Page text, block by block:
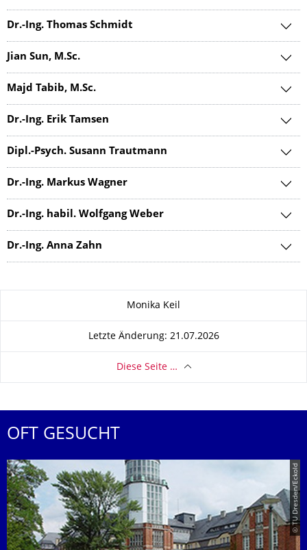
Dr.-Ing. Thomas Schmidt
Jian Sun, M.Sc.
Majd Tabib, M.Sc.
Dr.-Ing. Erik Tamsen
Dipl.-Psych. Susann Trautmann
Dr.-Ing. Markus Wagner
Dr.-Ing. habil. Wolfgang Weber
Dr.-Ing. Anna Zahn
Monika Keil
Letzte Änderung: 21.07.2026
Diese Seite …
OFT GESUCHT
© TU Dresden/Eckold